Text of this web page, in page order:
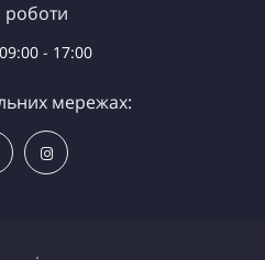
роботи
- 17:00
мережах: